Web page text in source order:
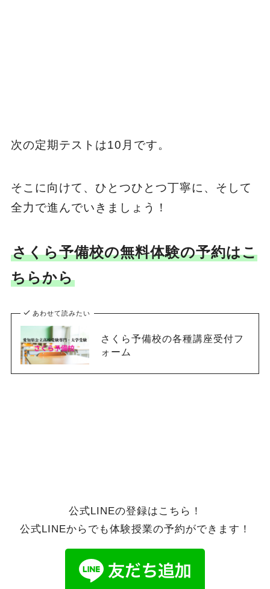
次の定期テストは10月です。
そこに向けて、ひとつひとつ丁寧に、そして
全力で進んでいきましょう！
さくら予備校の無料体験の予約はこ
ちらから
あわせて読みたい
さくら予備校の各種講座受付フ
ォーム
公式LINEの登録はこちら！
公式LINEからでも体験授業の予約ができます！